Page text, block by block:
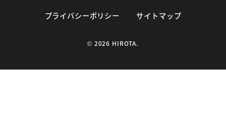
プライバシーポリシー サイトマップ
© 2026 HIROTA.